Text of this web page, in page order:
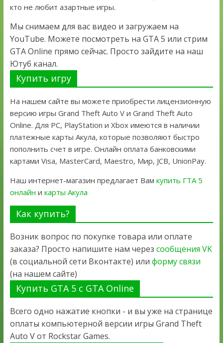
кто не любит азартные игры.
Мы снимаем для вас видео и загружаем на
YouTube. Можете посмотреть на GTA 5 или стрим
GTA Online прямо сейчас. Просто зайдите на наш
Ютуб канал.
Купить игру
На нашем сайте вы можете приобрести лицензионную
версию игры Grand Theft Auto V и Grand Theft Auto
Online. Для PC, PlayStation и Xbox имеются в наличии
платежные карты Акула, которые позволяют быстро
пополнить счет в игре. Онлайн оплата банковскими
картами Visa, MasterCard, Maestro, Мир, JCB, UnionPay.
Наш интернет-магазин предлагает Вам купить ГТА 5
онлайн и карты Акула
Как купить?
Возник вопрос по покупке товара или оплате
заказа? Просто напишите нам через сообщения VK
(в социальной сети Вконтакте) или форму связи
(на нашем сайте)
Купить GTA 5 с GTA Online
Всего одно нажатие кнопки - и вы уже на странице
оплаты компьютерной версии игры Grand Theft
Auto V от Rockstar Games.